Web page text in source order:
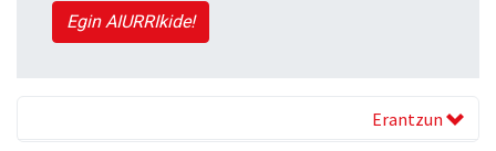
Egin AIURRIkide!
Erantzun